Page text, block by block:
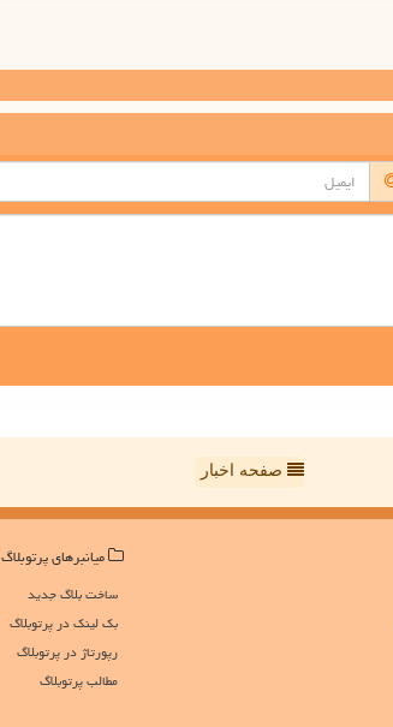
صفحه اخبار
میانبرهای پرتوبلاگ
ساخت بلاگ جدید
بک لینک در پرتوبلاگ
رپورتاژ در پرتوبلاگ
مطالب پرتوبلاگ